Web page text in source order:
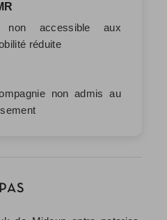
non accessible aux
réduite
non admis au